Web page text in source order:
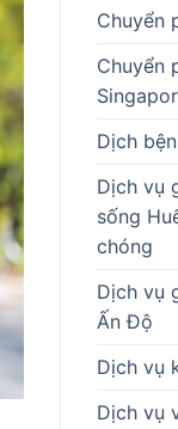
Chuyển
Chuyển
Dịch
Dịch vụ
sống
chóng
Dịch vụ
Ấn Độ
Dịch vụ
Dịch vụ